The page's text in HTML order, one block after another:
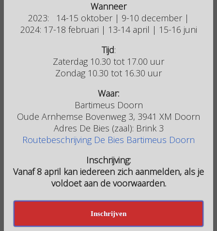
Wanneer
2023: 14-15 oktober | 9-10 december |
2024: 17-18 februari | 13-14 april | 15-16 juni
Tijd:
Zaterdag 10.30 tot 17.00 uur
Zondag 10.30 tot 16.30 uur
Waar:
Bartimeus Doorn
Oude Arnhemse Bovenweg 3, 3941 XM Doorn
Adres De Bies (zaal): Brink 3
Routebeschrijving De Bies Bartimeus Doorn
Inschrijving:
Vanaf 8 april kan iedereen zich aanmelden, als je
voldoet aan de voorwaarden.
Inschrijven